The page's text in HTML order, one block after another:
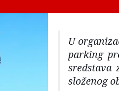
U
parking
sredstava
složenog